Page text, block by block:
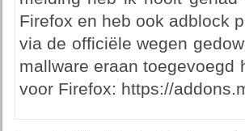
Firefox en heb ook adblock
via de officiële wegen
mallware eraan
voor Firefox: https://